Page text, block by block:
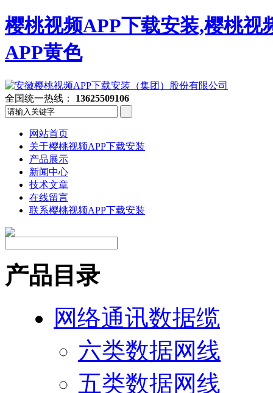
樱桃视频APP下载安装,樱桃
APP黄色
全国统一热线： 13625509106
网站首页
关于樱桃视频APP下载安装
产品展示
新闻中心
技术文章
在线留言
联系樱桃视频APP下载安装
产品目录
网络通讯数据缆
六类数据网线
五类数据网线